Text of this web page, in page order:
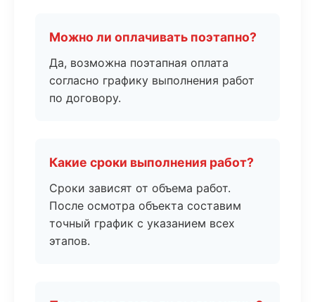
Можно ли оплачивать поэтапно?
Да, возможна поэтапная оплата
согласно графику выполнения работ
по договору.
Какие сроки выполнения работ?
Сроки зависят от объема работ.
После осмотра объекта составим
точный график с указанием всех
этапов.